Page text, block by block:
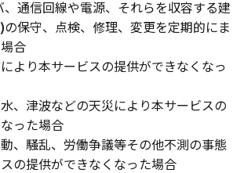
、通信回線や電源、それらを収容する建
の保守、点検、修理、変更を定期的にま
合
より本サービスの提供ができなくなっ
、津波などの天災により本サービスの
った場合
、騒乱、労働争議等その他不測の事態
の提供ができなくなった場合